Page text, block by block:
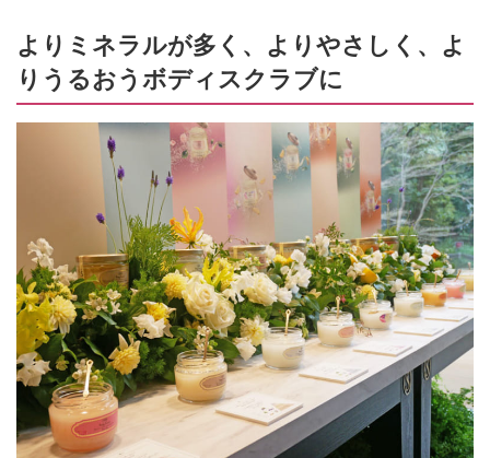
よりミネラルが多く、よりやさしく、よ
りうるおうボディスクラブに